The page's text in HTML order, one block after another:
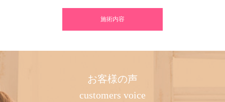
施術内容
お客様の声
customers voice